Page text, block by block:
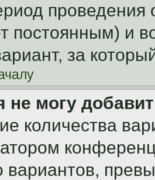
проведения
постоянным) и
за
не могу
количества
вариантов,